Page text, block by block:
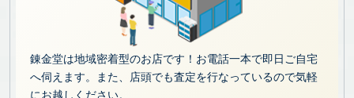
錬金堂は地域密着型のお店です！お電話一本で即日ご自宅
へ伺えます。また、店頭でも査定を行なっているので気軽
にお越しください。